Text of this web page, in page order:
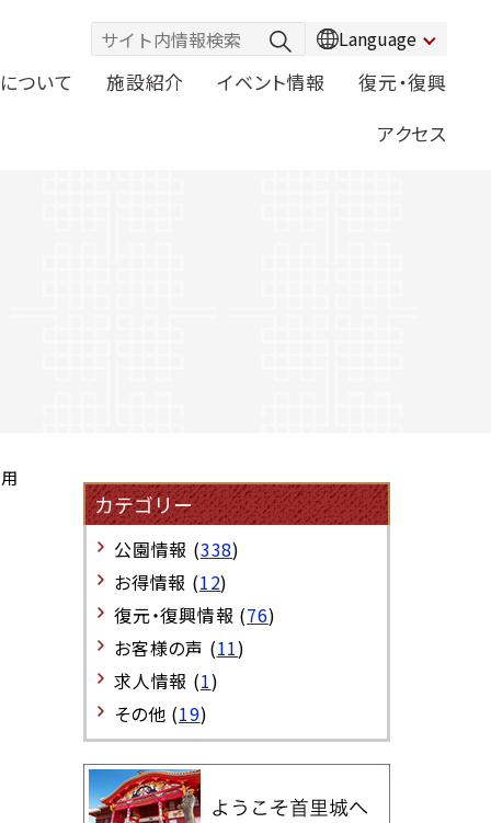
Language
ついて 施設紹介 イベント情報
復元・復興
アクセス
カテゴリー
公園情報 (338)
お得情報 (12)
復元・復興情報 (76)
お客様の声 (11)
求人情報 (1)
その他 (19)